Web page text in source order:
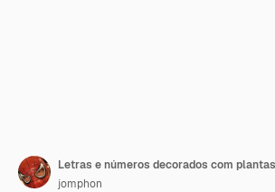
Letras e números decorados com
jomphon